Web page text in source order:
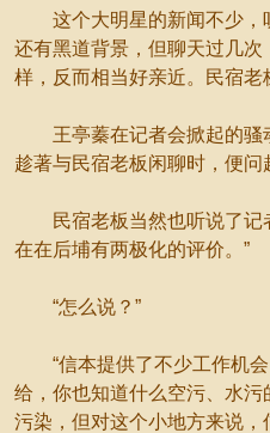
这个大明星的新闻不少，
还有黑道背景，但聊天过几
样，反而相当好亲近。民宿老
王亭蓁在记者会掀起的骚
趁著与民宿老板闲聊时，便问
民宿老板当然也听说了记
在在后埔有两极化的评价。”
“怎么说？”
“信本提供了不少工作机会
给，你也知道什么空污、水
污染，但对这个小地方来说